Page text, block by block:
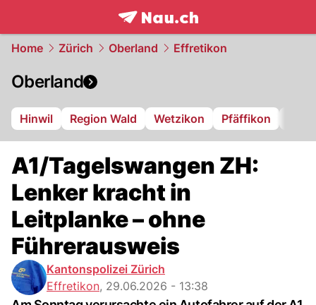
frontpage.NAU.ch
Home Zürich Oberland Effretikon
Oberland
Hinwil Region Wald Wetzikon Pfäffikon
A1/Tagelswangen ZH:
Lenker kracht in
Leitplanke – ohne
Führerausweis
Kantonspolizei Zürich
Effretikon, 29.06.2026 - 13:38